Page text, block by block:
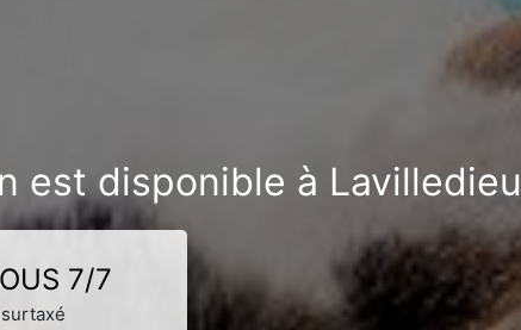
est disponible à Lavilledieu
7/7